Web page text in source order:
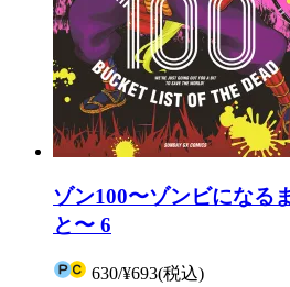
ゾン100〜ゾンビになる
と〜 6
630/¥693(税込)